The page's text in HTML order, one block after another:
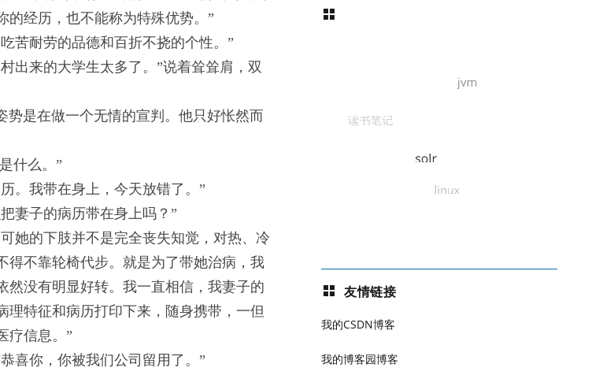
的经历，也不能称为特殊优势。”
耐劳的品德和百折不挠的个性。”
来的大学生太多了。”说着耸耸肩，双
是在做一个无情的宣判。他只好怅然而
什么。”
我带在身上，今天放错了。”
妻子的病历带在身上吗？”
的下肢并不是完全丧失知觉，对热、冷
得不靠轮椅代步。就是为了带她治病，我
然没有明显好转。我一直相信，我妻子的
特征和病历打印下来，随身携带，一但
疗信息。”
你，你被我们公司留用了。”
友情链接
我的CSDN博客
我的博客园博客